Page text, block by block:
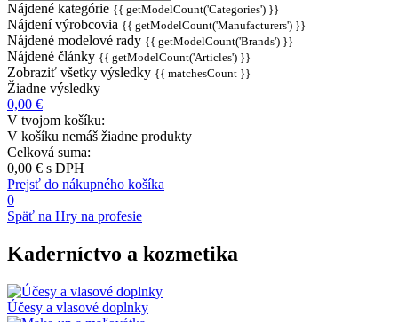
Nájdené kategórie {{ getModelCount('Categories') }}
Nájdení výrobcovia {{ getModelCount('Manufacturers') }}
Nájdené modelové rady {{ getModelCount('Brands') }}
Nájdené články {{ getModelCount('Articles') }}
Zobraziť všetky výsledky {{ matchesCount }}
Žiadne výsledky
0,00 €
V tvojom košíku:
V košíku nemáš žiadne produkty
Celková suma:
0,00 € s DPH
Prejsť do nákupného košíka
0
Späť na Hry na profesie
Kaderníctvo a kozmetika
Účesy a vlasové doplnky